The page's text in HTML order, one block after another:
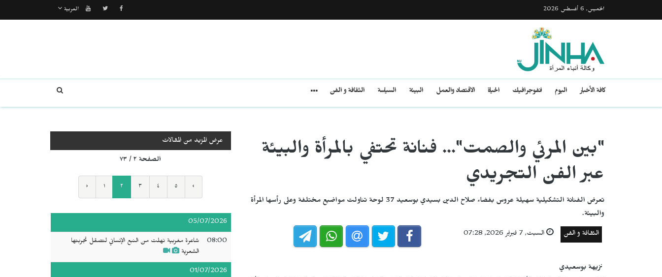
الخميس, 6 أغسطس 2026 العربية
كافة الأخبار اليوم انفوجرافيك الحياة الاقتصاد والعمل البيئة السياسة الثقافة و الفن
"بين المرئي والصمت"... فنانة تحتفي بالمرأة والبيئة
عبر الفن التجريدي
تعرض الفنانة التشكيلية سهيلة عروس بفضاء صلاح الدين بسيدي بوسعيد 37 لوحة تناولت مواضيع مختلفة وعلى رأسها المرأة
والبيئة.
الثقافة و الفن السبت, 7 فبراير 2026, 07:28
نزيهة بوسعيدي
عرض المزيد من المقالات
الصفحة ٢ / ٧٣
‹ ١ ٢ ٣ ٤ ٥ ›
05/07/2026
08:00
شاعرة مغربية نهلت من النبع الإنساني لتصقل تجربتها
الشعرية
01/07/2026